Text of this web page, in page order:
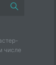
числе